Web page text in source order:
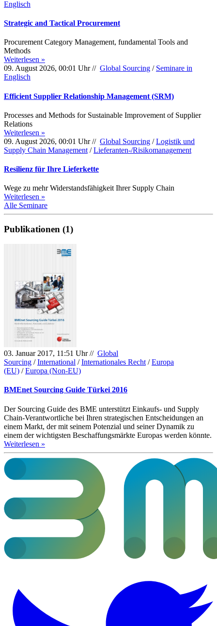
Englisch
Strategic and Tactical Procurement
Procurement Category Management, fundamental Tools and
Methods
Weiterlesen »
09. August 2026, 00:01 Uhr // Global Sourcing / Seminare in
Englisch
Efficient Supplier Relationship Management (SRM)
Processes and Methods for Sustainable Improvement of Supplier
Relations
Weiterlesen »
09. August 2026, 00:01 Uhr // Global Sourcing /Logistik und
Supply Chain Management /Lieferanten-/Risikomanagement
Resilienz für Ihre Lieferkette
Wege zu mehr Widerstandsfähigkeit Ihrer Supply Chain
Weiterlesen »
Alle Seminare
Publikationen (1)
03. Januar 2017, 11:51 Uhr // Global
Sourcing /International /Internationales Recht /Europa
(EU) /Europa (Non-EU)
BMEnet Sourcing Guide Türkei 2016
Der Sourcing Guide des BME unterstützt Einkaufs- und Supply
Chain-Verantwortliche bei Ihren strategischen Entscheidungen an
einem Markt, der mit seinem Potenzial und seiner Dynamik zu
einem der wichtigsten Beschaffungsmärkte Europas werden könnte.
Weiterlesen »